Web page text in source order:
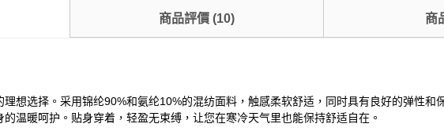
商品評價 (10) 商
想选择。采用锦纶90%和氨纶10%的混纺面料，触感柔软舒适，同时具有良好的弹性
温暖呵护。贴身穿着，轻盈无束缚，让您在寒冷天气里也能保持舒适自在。